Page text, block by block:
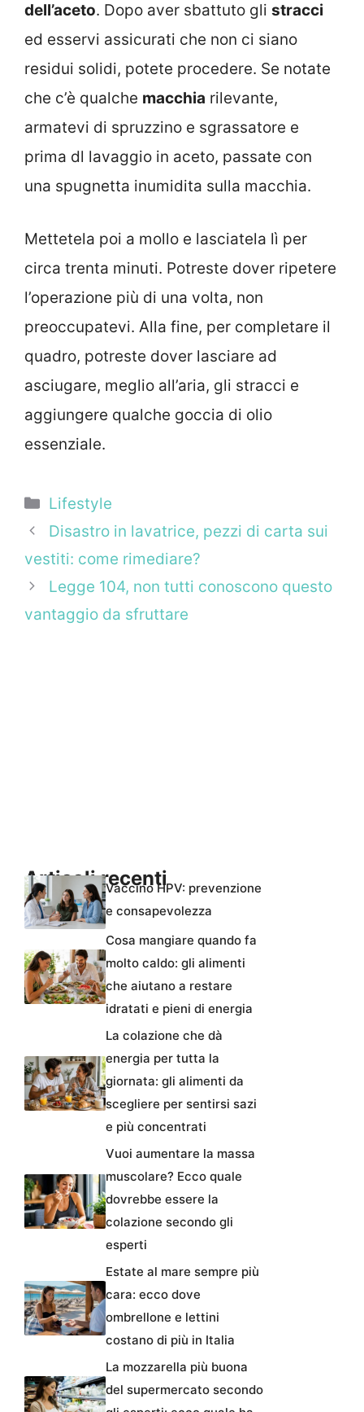
dell’aceto. Dopo aver sbattuto gli stracci
ed esservi assicurati che non ci siano
residui solidi, potete procedere. Se notate
che c’è qualche macchia rilevante,
armatevi di spruzzino e sgrassatore e
prima dl lavaggio in aceto, passate con
una spugnetta inumidita sulla macchia.
Mettetela poi a mollo e lasciatela lì per
circa trenta minuti. Potreste dover ripetere
l’operazione più di una volta, non
preoccupatevi. Alla fine, per completare il
quadro, potreste dover lasciare ad
asciugare, meglio all’aria, gli stracci e
aggiungere qualche goccia di olio
essenziale.
Categorie
Lifestyle
Disastro in lavatrice, pezzi di carta sui
vestiti: come rimediare?
Legge 104, non tutti conoscono questo
vantaggio da sfruttare
Articoli recentiVaccino HPV: prevenzione
e consapevolezza
Cosa mangiare quando fa
molto caldo: gli alimenti
che aiutano a restare
idratati e pieni di energia
La colazione che dà
energia per tutta la
giornata: gli alimenti da
scegliere per sentirsi sazi
e più concentrati
Vuoi aumentare la massa
muscolare? Ecco quale
dovrebbe essere la
colazione secondo gli
esperti
Estate al mare sempre più
cara: ecco dove
ombrellone e lettini
costano di più in Italia
La mozzarella più buona
del supermercato secondo